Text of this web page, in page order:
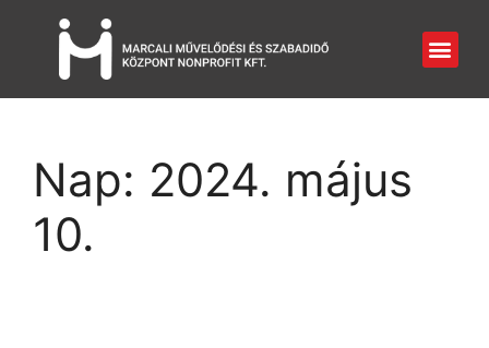
Nap: 2024. május
10.